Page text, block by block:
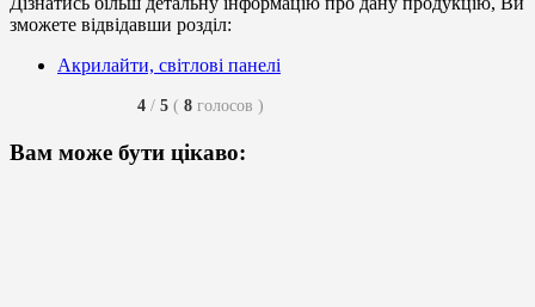
зможете відвідавши розділ:
Акрилайти, світлові панелі
4 / 5 ( 8 голосов )
Вам може бути цікаво: